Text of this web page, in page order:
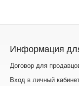
Информация
Договор для
Вход в личный